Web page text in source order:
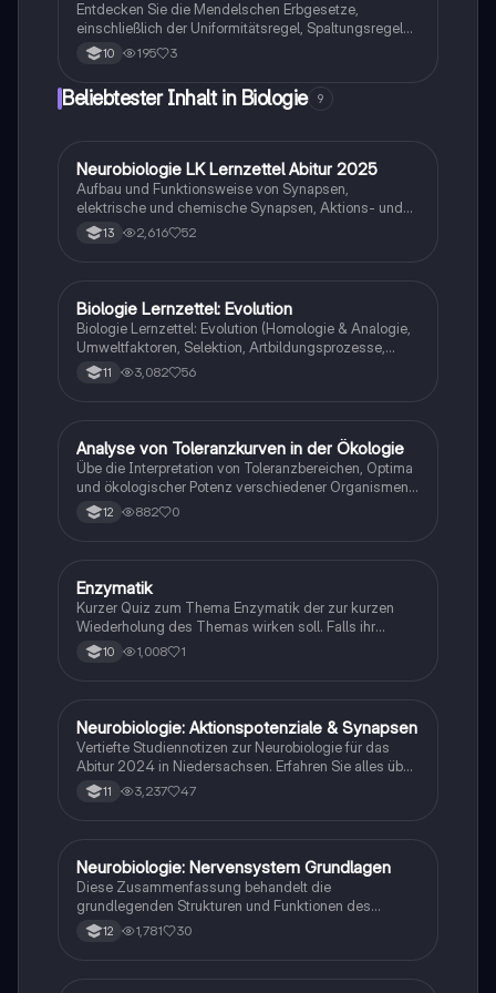
Entdecken Sie die Mendelschen Erbgesetze,
einschließlich der Uniformitätsregel, Spaltungsregel
und Unabhängigkeitsregel. Diese Zusammenfassung
behandelt die Grundlagen der genetischen Vererbung,
dihybride Kreuzungen und die Unterschiede zwischen
dominanten und rezessiven Allelen. Ideal für
10 195 3
Beliebtester Inhalt in Biologie 9
Biologie
Neurobiologie LK Lernzettel Abitur 2025
Aufbau und Funktionsweise von Synapsen,
elektrische und chemische Synapsen, Aktions- und
Ruhepotential
13 2,616 52
Biologie
Biologie Lernzettel: Evolution
Biologie Lernzettel: Evolution (Homologie & Analogie,
Umweltfaktoren, Selektion, Artbildungsprozesse,
Klimaregeln, Konkurrenz, Evolution des Menschen…)
11 3,082 56
ABiologie
Analyse von Toleranzkurven in der Ökologie
Übe die Interpretation von Toleranzbereichen, Optima
und ökologischer Potenz verschiedener Organismen
gegenüber Umweltfaktoren.
12 882 0
EBiologie
Enzymatik
Kurzer Quiz zum Thema Enzymatik der zur kurzen
Wiederholung des Themas wirken soll. Falls ihr
Fehlern begegnet wäre ich dankbar ,wenn ihr mir
diese weiterleitet. Danke und euch viel Spaß dabei!
10 1,008 1
Biologie
Neurobiologie: Aktionspotenziale & Synapsen
Vertiefte Studiennotizen zur Neurobiologie für das
Abitur 2024 in Niedersachsen. Erfahren Sie alles über
Aktionspotenziale, Ruhepotenziale, synaptische
Integration, die Rolle von Neurotransmittern, die
Schüler, die sich auf Prüfungen vorbereiten und ein
tiefes Verständnis der neuronalen Signalübertragung
entwickeln möchten.
11 3,237 47
Biologie
Neurobiologie: Nervensystem Grundlagen
Diese Zusammenfassung behandelt die
grundlegenden Strukturen und Funktionen des
Nervensystems, einschließlich Neuronen, Gliazellen,
Ruhepotential, Aktionspotential und synaptische
12 1,781 30